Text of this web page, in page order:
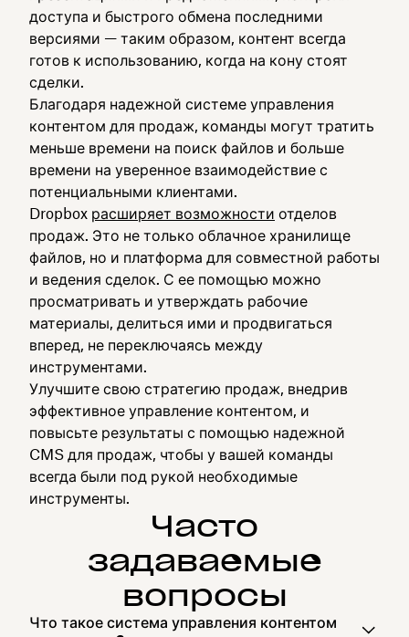
доступа и быстрого обмена последними
версиями — таким образом, контент всегда
готов к использованию, когда на кону стоят
сделки.
Благодаря надежной системе управления
контентом для продаж, команды могут тратить
меньше времени на поиск файлов и больше
времени на уверенное взаимодействие с
потенциальными клиентами.
Dropbox расширяет возможности отделов
продаж. Это не только облачное хранилище
файлов, но и платформа для совместной работы
и ведения сделок. С ее помощью можно
просматривать и утверждать рабочие
материалы, делиться ими и продвигаться
вперед, не переключаясь между
инструментами.
Улучшите свою стратегию продаж, внедрив
эффективное управление контентом, и
повысьте результаты с помощью надежной
CMS для продаж, чтобы у вашей команды
всегда были под рукой необходимые
инструменты.
Часто
задаваемые
вопросы
Что такое система управления контентом